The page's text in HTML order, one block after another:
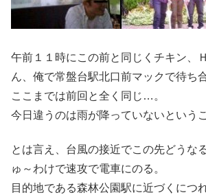
午前１１時にこの前と同じくチキン、
ん、俺で常盤台駅北口前マックで待ち
ここまでは前回と全く同じ…。
今日違うのは雨が降っていないという
とは言え、台風の接近でこの先どうな
ゅ～わけで速攻で電車にのる。
目的地である森林公園駅に近づくにつ